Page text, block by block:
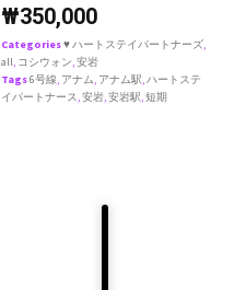
₩350,000
Categories♥ ハートステイパートナーズ,
all, コシウォン,安岩
Tags6号線, アナム, アナム駅,ハートステ
イパートナース,安岩,安岩駅,短期